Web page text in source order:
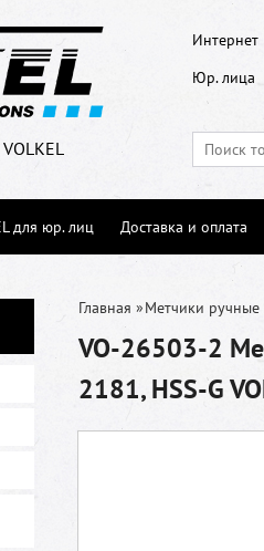
Интернет
Юр. лица
для юр. лиц Доставка и оплата
Главная »Метчики ручные
VO-26503-2
2181, HSS-G